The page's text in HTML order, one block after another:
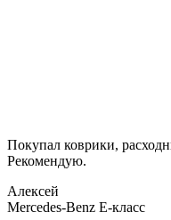
Покупал коврики,
Рекомендую.
Алексей
Mercedes-Benz E-класс